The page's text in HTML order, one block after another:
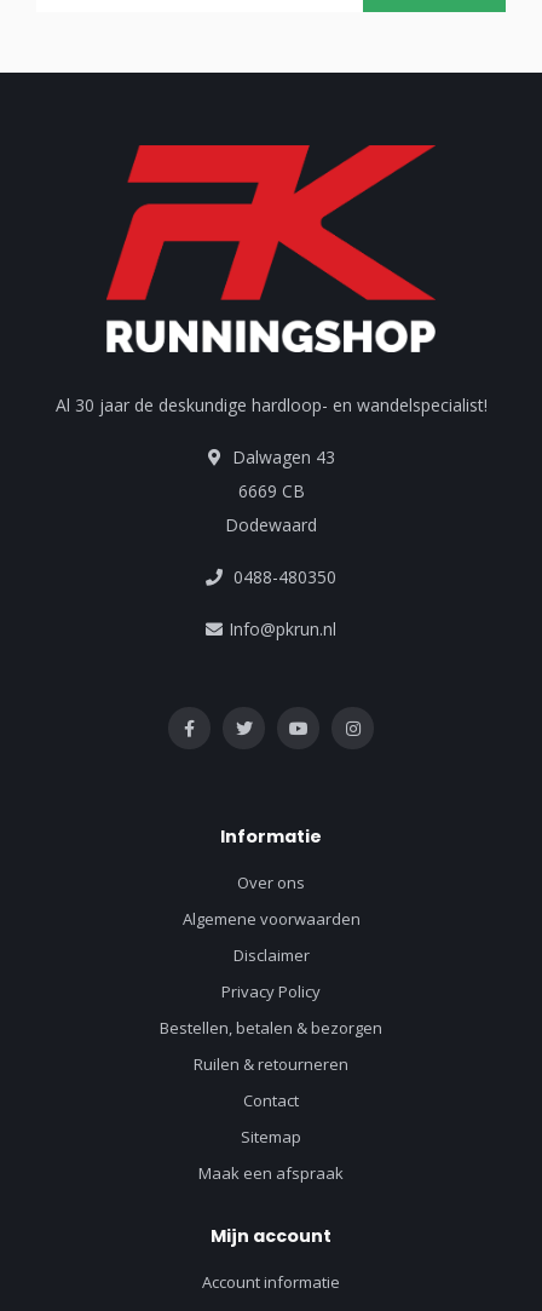
Al 30 jaar de deskundige hardloop- en wandelspecialist!
Dalwagen 43
6669 CB
Dodewaard
0488-480350
Info@pkrun.nl
Informatie
Over ons
Algemene voorwaarden
Disclaimer
Privacy Policy
Bestellen, betalen & bezorgen
Ruilen & retourneren
Contact
Sitemap
Maak een afspraak
Mijn account
Account informatie